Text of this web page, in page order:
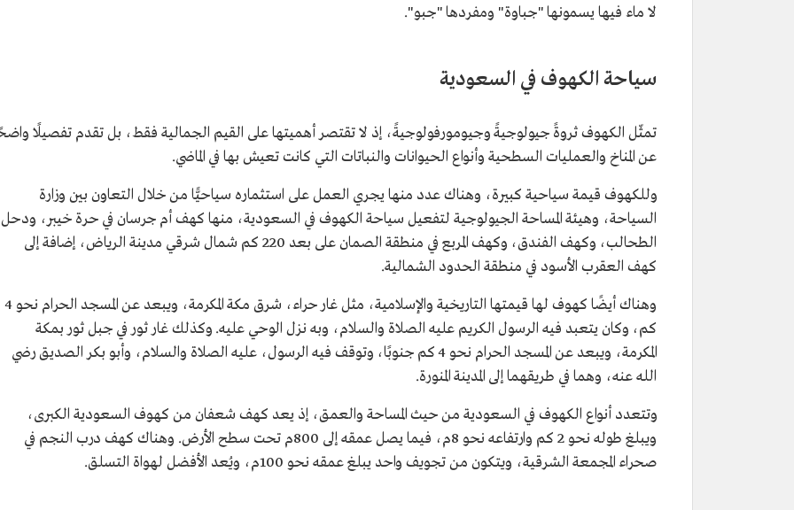
لا ماء فيها يسمونها "جباوة" ومفردها "جبو".
سياحة الكهوف في السعودية
تمثّل الكهوف ثروةً جيولوجيةً وجيومورفولوجيةً، إذ لا تقتصر أهميتها على القيم الجمالية فقط، بل تقدم تفصيلًا
عن المناخ والعمليات السطحية وأنواع الحيوانات والنباتات التي كانت تعيش بها في الماضي.
وللكهوف قيمة سياحية كبيرة، وهناك عدد منها يجري العمل على استثماره سياحيًّا من خلال التعاون بين وزارة
السياحة، وهيئة المساحة الجيولوجية لتفعيل سياحة الكهوف في السعودية، منها كهف أم جرسان في حرة خيبر، ودحل
الطحالب، وكهف الفندق، وكهف المربع في منطقة الصمان على بعد 220 كم شمال شرقي مدينة الرياض، إضافة إلى
كهف العقرب الأسود في منطقة الحدود الشمالية.
وهناك أيضًا كهوف لها قيمتها التاريخية والإسلامية، مثل غار حراء، شرق مكة المكرمة، ويبعد عن المسجد الحرام نحو 4
كم، وكان يتعبد فيه الرسول الكريم عليه الصلاة والسلام، وبه نزل الوحي عليه. وكذلك غار ثور في جبل ثور بمكة
المكرمة، ويبعد عن المسجد الحرام نحو 4 كم جنوبًا، وتوقف فيه الرسول، عليه الصلاة والسلام، وأبو بكر الصديق رضي
الله عنه، وهما في طريقهما إلى المدينة المنورة.
وتتعدد أنواع الكهوف في السعودية من حيث المساحة والعمق، إذ يعد كهف شعفان من كهوف السعودية الكبرى،
ويبلغ طوله نحو 2 كم وارتفاعه نحو 8م، فيما يصل عمقه إلى 800م تحت سطح الأرض. وهناك كهف درب النجم في
صحراء المجمعة الشرقية، ويتكون من تجويف واحد يبلغ عمقه نحو 100م، ويُعد الأفضل لهواة التسلق.